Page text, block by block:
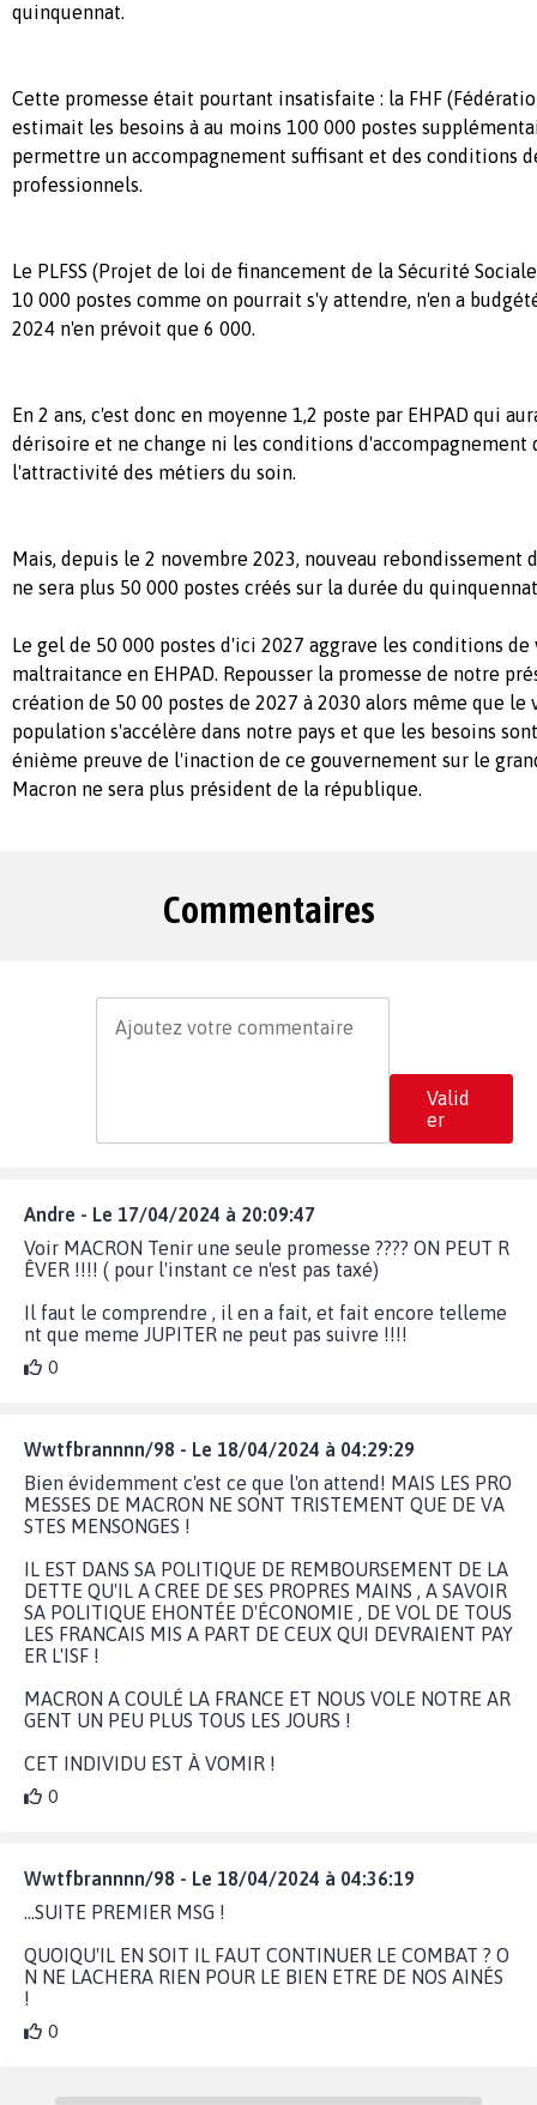
quinquennat.
Cette promesse était pourtant insatisfaite : la FHF
estimait les besoins à au moins 100 000 postes
permettre un accompagnement suffisant et des conditions
professionnels.
Le PLFSS (Projet de loi de financement de la Sécurité
10 000 postes comme on pourrait s'y attendre, n'en a
2024 n'en prévoit que 6 000.
En 2 ans, c'est donc en moyenne 1,2 poste par EHPAD qui
dérisoire et ne change ni les conditions d'accompagnement
l'attractivité des métiers du soin.
Mais, depuis le 2 novembre 2023, nouveau rebondissement
ne sera plus 50 000 postes créés sur la durée du
Le gel de 50 000 postes d'ici 2027 aggrave les conditions
maltraitance en EHPAD. Repousser la promesse de notre
création de 50 00 postes de 2027 à 2030 alors même que
population s'accélère dans notre pays et que les besoins
énième preuve de l'inaction de ce gouvernement sur le
Macron ne sera plus président de la république.
Commentaires
Valid
er
Andre - Le 17/04/2024 à 20:09:47
Voir MACRON Tenir une seule promesse ???? ON PEUT R
ÊVER !!!! ( pour l'instant ce n'est pas taxé)
Il faut le comprendre , il en a fait, et fait encore telleme
nt que meme JUPITER ne peut pas suivre !!!!
0
Wwtfbrannnn/98 - Le 18/04/2024 à 04:29:29
Bien évidemment c'est ce que l'on attend! MAIS LES PRO
MESSES DE MACRON NE SONT TRISTEMENT QUE DE VA
STES MENSONGES !
IL EST DANS SA POLITIQUE DE REMBOURSEMENT DE LA
DETTE QU'IL A CREE DE SES PROPRES MAINS , A SAVOIR
SA POLITIQUE EHONTÉE D'ÉCONOMIE , DE VOL DE TOUS
LES FRANCAIS MIS A PART DE CEUX QUI DEVRAIENT PAY
ER L'ISF !
MACRON A COULÉ LA FRANCE ET NOUS VOLE NOTRE AR
GENT UN PEU PLUS TOUS LES JOURS !
CET INDIVIDU EST À VOMIR !
0
Wwtfbrannnn/98 - Le 18/04/2024 à 04:36:19
...SUITE PREMIER MSG !
QUOIQU'IL EN SOIT IL FAUT CONTINUER LE COMBAT ? O
N NE LACHERA RIEN POUR LE BIEN ETRE DE NOS AINÉS
!
0